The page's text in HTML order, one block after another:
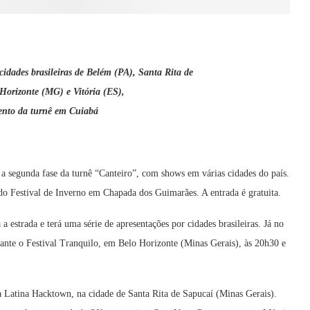
brasileiras de Belém (PA), Santa Rita de
(MG) e Vitória (ES),
da turnê em Cuiabá
fase da turnê “Canteiro”, com shows em várias cidades do país.
Festival de Inverno em Chapada dos Guimarães. A entrada é gratuita.
estrada e terá uma série de apresentações por cidades brasileiras. Já no
o Festival Tranquilo, em Belo Horizonte (Minas Gerais), às 20h30 e
Hacktown, na cidade de Santa Rita de Sapucaí (Minas Gerais).